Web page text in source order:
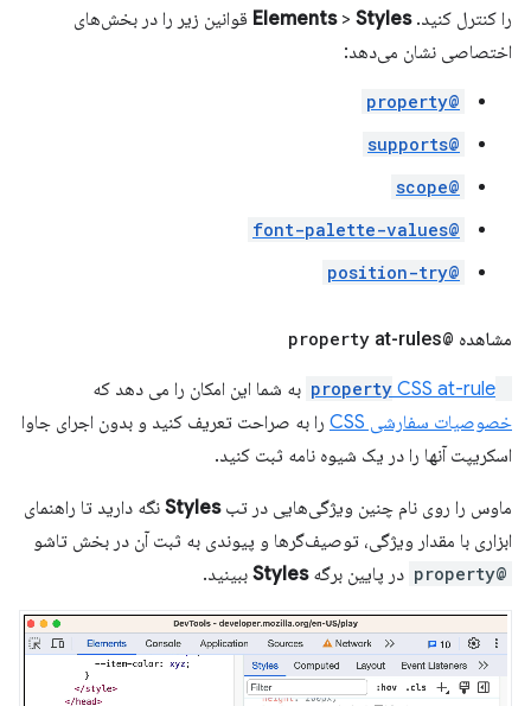
را کنترل کنید.
Elements> Styles
قوانین زیر را در بخش‌های
اختصاصی نشان می‌دهد:
@property
@supports
@scope
@font-palette-values
@position-try
مشاهده @property
at-rules
CSS at-rule
به شما این امکان را می دهد که
خصوصیات سفارشی CSS
را به صراحت تعریف کنید و بدون اجرای جاوا
اسکریپت آنها را در یک شیوه نامه ثبت کنید.
ماوس را روی نام چنین ویژگی‌هایی در تبStyles نگه دارید تا راهنمای
ابزاری با مقدار ویژگی، توصیف‌گرها و پیوندی به ثبت آن در بخش تاشو
@property در پایین برگهStyles ببینید.